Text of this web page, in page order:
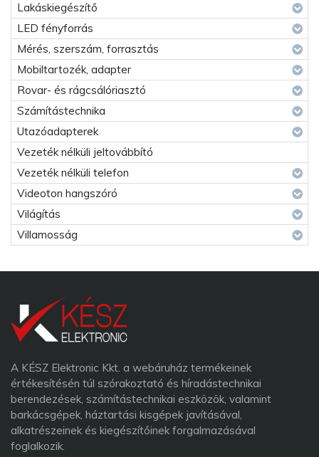
Lakáskiegészítő
LED fényforrás
Mérés, szerszám, forrasztás
Mobiltartozék, adapter
Rovar- és rágcsálóriasztó
Számítástechnika
Utazóadapterek
Vezeték nélküli jeltovábbító
Vezeték nélküli telefon
Videoton hangszóró
Világítás
Villamosság
A KÉSZ Elektronic Kkt. a webáruház termékeinek
értékesítésén túl szórakoztató és híradástechnikai
berendezések, számítástechnikai eszközök, valamint
barkácsgépek, háztartási kisgépek javításával,
alkatrészeinek és kiegészítőinek forgalmazásával
foglalkozik.